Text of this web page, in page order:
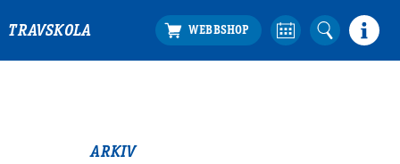
TRAVSKOLA
ARKIV